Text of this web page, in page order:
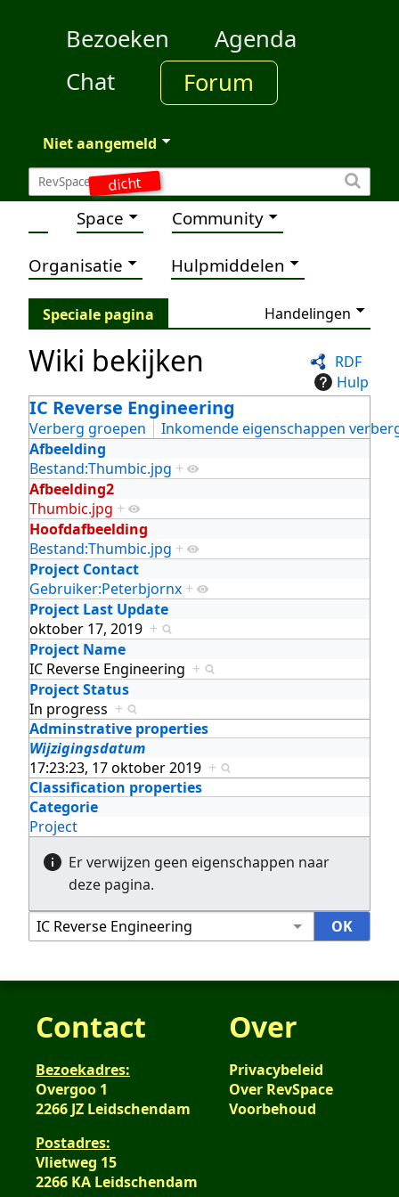
dicht
Bezoeken
Agenda
Chat
Forum
Niet aangemeld
Space Community
Organisatie Hulpmiddelen
Speciale pagina Handelingen
RDF
Hulp
Wiki bekijken
IC Reverse Engineering
Verberg groepen
Inkomende eigenschappen
Afbeelding
Bestand:Thumbic.jpg +
Afbeelding2
Thumbic.jpg +
Hoofdafbeelding
Bestand:Thumbic.jpg +
Project Contact
Gebruiker:Peterbjornx +
Project Last Update
oktober 17, 2019 +
Project Name
IC Reverse Engineering +
Project Status
In progress +
Adminstrative properties
Wijzigingsdatum
17:23:23, 17 oktober 2019 +
Classification properties
Categorie
Project
Er verwijzen geen eigenschappen naar
deze pagina.
Contact
Bezoekadres:
Overgoo 1
2266 JZ Leidschendam
Postadres:
Vlietweg 15
2266 KA Leidschendam
Over
Privacybeleid
Over RevSpace
Voorbehoud